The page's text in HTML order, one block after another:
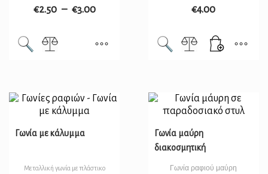
€2.50 – €3.00 €4.00
Γωνία με κάλυμμα
Μεταλλική γωνία με πλάστικο
Γωνία μαύρη
διακοσμητική
Γωνία ραφιού μαύρη